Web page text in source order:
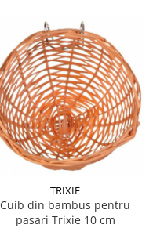
TRIXIE
Cuib din bambus pentru
pasari Trixie 10 cm